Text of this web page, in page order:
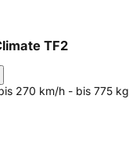
TF2
270 km/h - bis 775 kg